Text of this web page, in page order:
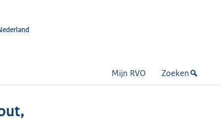
Mijn RVO Zoeken